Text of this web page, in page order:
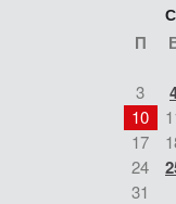
П
3
10
17
24
31